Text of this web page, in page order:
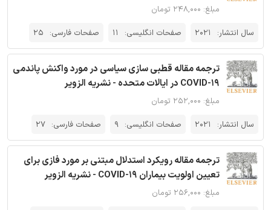
مبلغ: ۲۴۸,۰۰۰ تومان
سال انتشار:
2021 صفحات انگلیسی: 11 صفحات فارسی: 25
ترجمه مقاله قطبی سازی سیاسی در مورد واکنش پاندمی
COVID-19 در ایالات متحده - نشریه الزویر
مبلغ: ۲۵۲,۰۰۰ تومان
سال انتشار:
2021 صفحات انگلیسی: 9 صفحات فارسی: 27
ترجمه مقاله رویکرد استدلال مبتنی بر مورد فازی برای
تعیین اولویت بیماران COVID-19 - نشریه الزویر
مبلغ: ۲۵۶,۰۰۰ تومان